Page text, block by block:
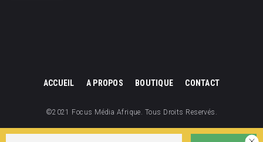
ACCUEIL A PROPOS BOUTIQUE CONTACT
©2021 Focus Média Afrique. Tous Droits Reservés.